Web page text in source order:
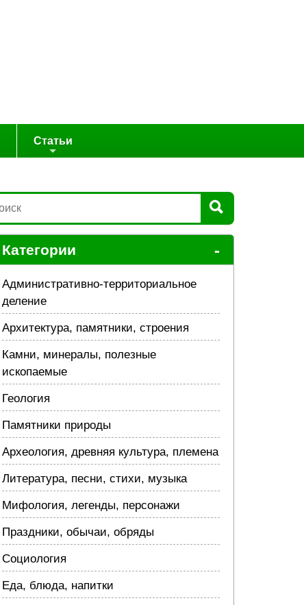
Статьи
Категории -
Административно-территориальное
деление
Архитектура, памятники, строения
Камни, минералы, полезные
ископаемые
Геология
Памятники природы
Археология, древняя культура, племена
Литература, песни, стихи, музыка
Мифология, легенды, персонажи
Праздники, обычаи, обряды
Социология
Еда, блюда, напитки